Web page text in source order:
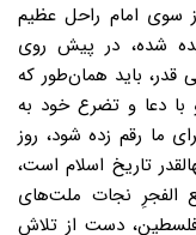
سوی امام راحل عظیم
شده، در پیش روی
قدر، باید همان‌طور که
با دعا و تضرع خود به
ما رقم زده شود، روز
تاریخ اسلام است،
الفجرِ نجات ملت‌های
دست از تلاش